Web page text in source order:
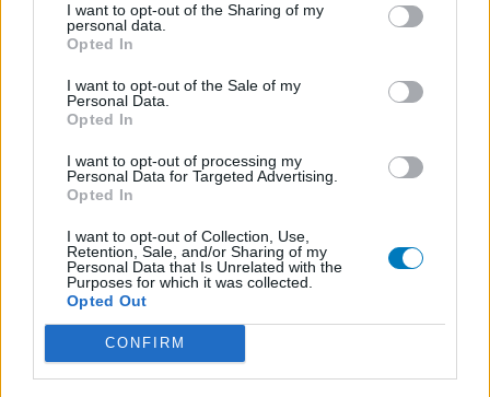
I want to opt-out of the Sharing of my
personal data.
Opted In
I want to opt-out of the Sale of my
Personal Data.
Opted In
I want to opt-out of processing my
Personal Data for Targeted Advertising.
Opted In
I want to opt-out of Collection, Use,
Retention, Sale, and/or Sharing of my
Personal Data that Is Unrelated with the
Purposes for which it was collected.
Opted Out
CONFIRM
Effectiviteit
Hoeveelheid bijwerkingen
Medicatie hielp tegen de bechterew, maar door
bijwerkingen moeten stoppen. Ik heb het medicijn 1,5
omdat ik jeukende schijven kreeg na het prikken. Ik had
achteraf toen moeten stoppen... na een tijdje kreeg ik
nog meer bijwerkingen en toen kwamen we er achter dat
het een allergische reactie was.
geef mening
Humira